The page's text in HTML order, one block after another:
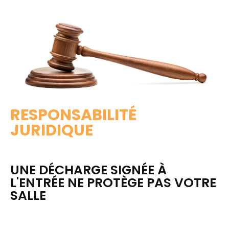
RESPONSABILITÉ
JURIDIQUE
UNE DÉCHARGE SIGNÉE À
L'ENTRÉE NE PROTÈGE PAS VOTRE
SALLE